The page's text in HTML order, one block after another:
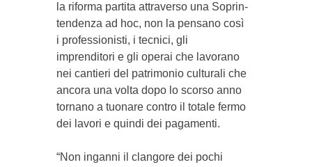
la riforma par­tita at­traverso una Sopr­in­
ten­den­za ad hoc, non la pensano così
i professionisti, i tecnici, gli
imprenditori e gli operai che lavorano
nei cantieri del patrimonio culturali che
ancora una volta dopo lo scorso anno
tornano a tuonare contro il totale fer­mo
dei lavori e quindi dei pagamenti.
“Non inganni il clangore dei pochi